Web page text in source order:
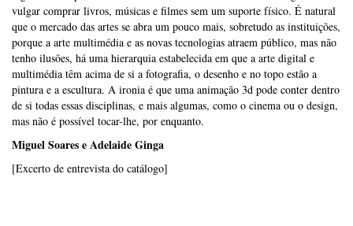
vulgar comprar livros, músicas e filmes sem um suporte físico. É natural
que o mercado das artes se abra um pouco mais, sobretudo as instituições,
porque a arte multimédia e as novas tecnologias atraem público, mas não
tenho ilusões, há uma hierarquia estabelecida em que a arte digital e
multimédia têm acima de si a fotografia, o desenho e no topo estão a
pintura e a escultura. A ironia é que uma animação 3d pode conter dentro
de si todas essas disciplinas, e mais algumas, como o cinema ou o design,
mas não é possível tocar-lhe, por enquanto.
Miguel Soares e Adelaide Ginga
[Excerto de entrevista do catálogo]